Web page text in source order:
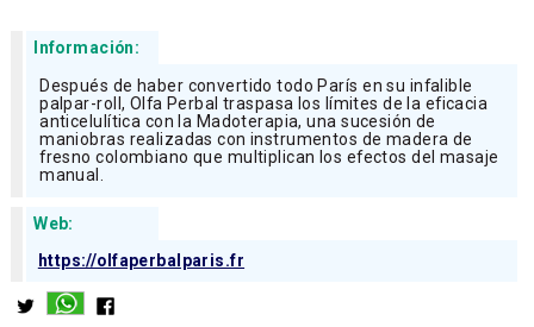
Información:
Después de haber convertido todo París en su infalible
palpar-roll, Olfa Perbal traspasa los límites de la eficacia
anticelulítica con la Madoterapia, una sucesión de
maniobras realizadas con instrumentos de madera de
fresno colombiano que multiplican los efectos del masaje
manual.
Web:
https://olfaperbalparis.fr